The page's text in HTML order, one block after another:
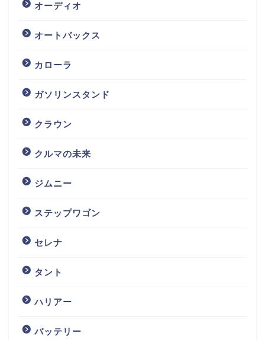
オーディオ
オートバックス
カローラ
ガソリンスタンド
クラウン
クルマの未来
ジムニー
ステップワゴン
セレナ
タント
ハリアー
バッテリー